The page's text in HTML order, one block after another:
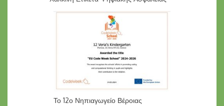
Το 12ο Νηπιαγωγείο Βέροιας